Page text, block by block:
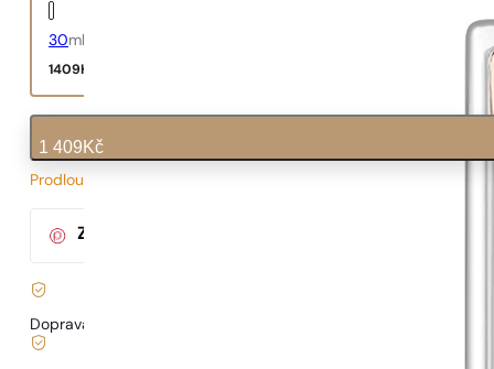
30ml
1409Kč
1 409Kč
Prodloužená doba dodání
Za nákup tohoto produktu
Doprava zdarma od